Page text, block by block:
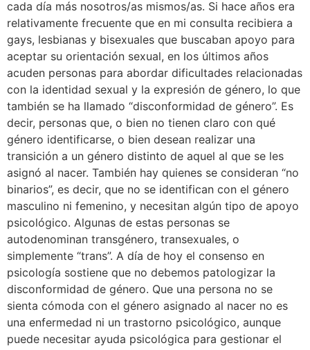
cada día más nosotros/as mismos/as. Si hace años era
relativamente frecuente que en mi consulta recibiera a
gays, lesbianas y bisexuales que buscaban apoyo para
aceptar su orientación sexual, en los últimos años
acuden personas para abordar dificultades relacionadas
con la identidad sexual y la expresión de género, lo que
también se ha llamado “disconformidad de género”. Es
decir, personas que, o bien no tienen claro con qué
género identificarse, o bien desean realizar una
transición a un género distinto de aquel al que se les
asignó al nacer. También hay quienes se consideran “no
binarios”, es decir, que no se identifican con el género
masculino ni femenino, y necesitan algún tipo de apoyo
psicológico. Algunas de estas personas se
autodenominan transgénero, transexuales, o
simplemente “trans”. A día de hoy el consenso en
psicología sostiene que no debemos patologizar la
disconformidad de género. Que una persona no se
sienta cómoda con el género asignado al nacer no es
una enfermedad ni un trastorno psicológico, aunque
puede necesitar ayuda psicológica para gestionar el